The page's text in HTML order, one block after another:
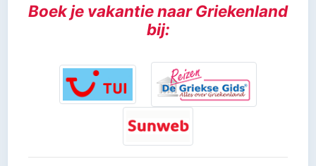
Boek je vakantie naar Griekenland
bij: